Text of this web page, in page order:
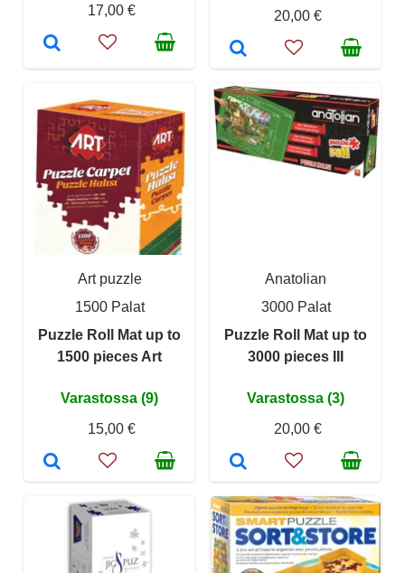
17,00 €
20,00 €
Art puzzle
1500 Palat
Puzzle Roll Mat up to
1500 pieces Art
Varastossa (9)
15,00 €
Anatolian
3000 Palat
Puzzle Roll Mat up to
3000 pieces III
Varastossa (3)
20,00 €